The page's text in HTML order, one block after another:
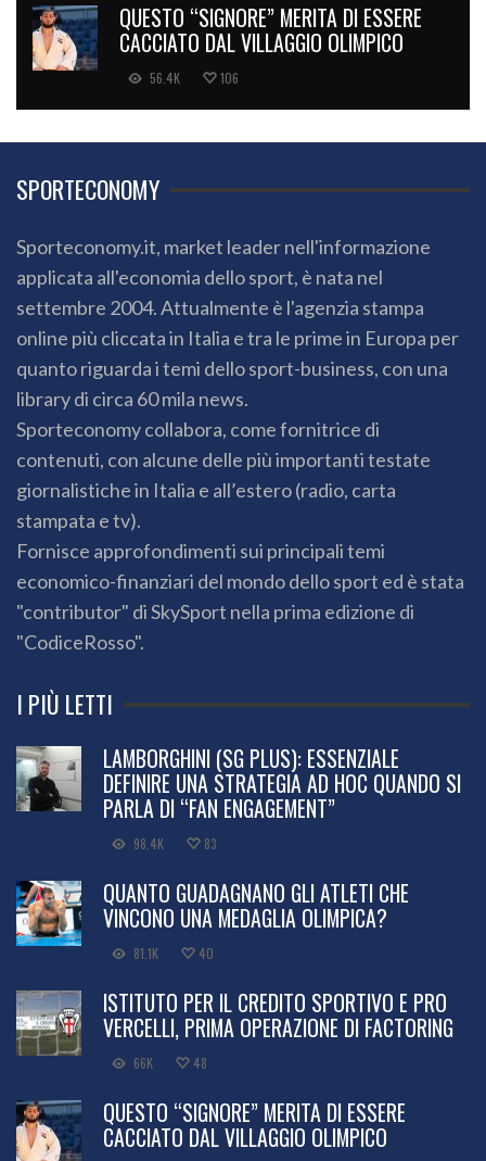
QUESTO “SIGNORE” MERITA DI ESSERE
CACCIATO DAL VILLAGGIO OLIMPICO
56.4K 106
SPORTECONOMY
Sporteconomy.it, market leader nell'informazione
applicata all'economia dello sport, è nata nel
settembre 2004. Attualmente è l'agenzia stampa
online più cliccata in Italia e tra le prime in Europa per
quanto riguarda i temi dello sport-business, con una
library di circa 60 mila news.
Sporteconomy collabora, come fornitrice di
contenuti, con alcune delle più importanti testate
giornalistiche in Italia e all’estero (radio, carta
stampata e tv).
Fornisce approfondimenti sui principali temi
economico-finanziari del mondo dello sport ed è stata
"contributor" di SkySport nella prima edizione di
"CodiceRosso".
I PIÙ LETTI
LAMBORGHINI (SG PLUS): ESSENZIALE
DEFINIRE UNA STRATEGIA AD HOC QUANDO SI
PARLA DI “FAN ENGAGEMENT”
98.4K 83
QUANTO GUADAGNANO GLI ATLETI CHE
VINCONO UNA MEDAGLIA OLIMPICA?
81.1K 40
ISTITUTO PER IL CREDITO SPORTIVO E PRO
VERCELLI, PRIMA OPERAZIONE DI FACTORING
66K 48
QUESTO “SIGNORE” MERITA DI ESSERE
CACCIATO DAL VILLAGGIO OLIMPICO